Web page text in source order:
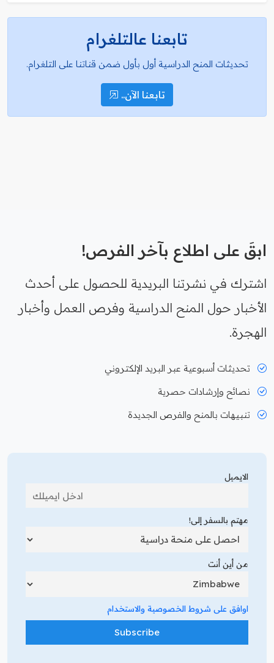
تابعنا عالتلغرام
تحديثات المنح الدراسية أول بأول ضمن قناتنا على التلغرام.
تابعنا الآن..
ابقَ على اطلاع بآخر الفرص!
اشترك في نشرتنا البريدية للحصول على أحدث
الأخبار حول المنح الدراسية وفرص العمل وأخبار
الهجرة.
تحديثات أسبوعية عبر البريد الإلكتروني
نصائح وإرشادات حصرية
تنبيهات بالمنح والفرص الجديدة
الايميل
مهتم بالسفر إلى!
من أين أنت
اوافق على شروط الخصوصية والاستخدام